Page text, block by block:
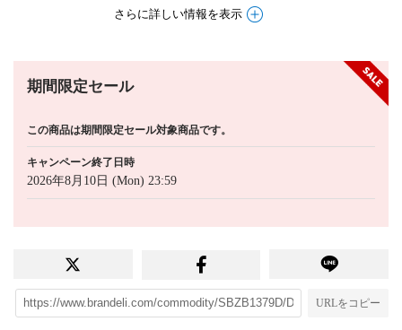
さらに詳しい情報を表示
期間限定セール
この商品は期間限定セール対象商品です。
キャンペーン終了日時
2026年8月10日 (Mon) 23:59
URLをコピー